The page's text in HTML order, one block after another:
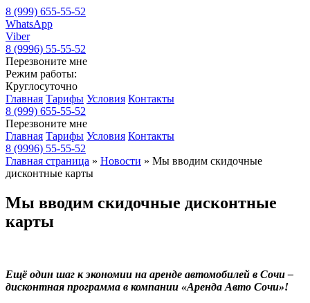
8 (999) 655-55-52
WhatsApp
Viber
8 (9996) 55-55-52
Перезвоните мне
Режим работы:
Круглосуточно
Главная Тарифы Условия Контакты
8 (999) 655-55-52
Перезвоните мне
Главная Тарифы Условия Контакты
8 (9996) 55-55-52
Главная страница » Новости » Мы вводим скидочные
дисконтные карты
Мы вводим скидочные дисконтные
карты
Ещё один шаг к экономии на аренде автомобилей в Сочи –
дисконтная программа в компании «Аренда Авто Сочи»!